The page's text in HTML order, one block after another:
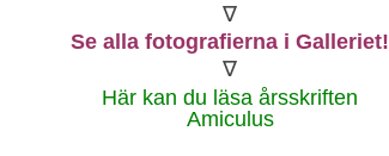
∇
Se alla fotografierna i Galleriet!
∇
Här kan du läsa årsskriften
Amiculus